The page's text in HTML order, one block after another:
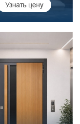
Узнать цену